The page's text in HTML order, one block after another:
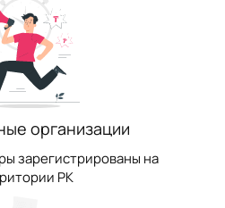
организации
зарегистрированы на
РК